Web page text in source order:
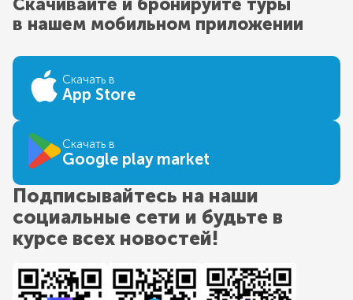
в нашем мобильном приложении
Скачать в
App Store
Скачать в
Google play market
Подписывайтесь на наши
социальные сети и будьте в
курсе всех новостей!